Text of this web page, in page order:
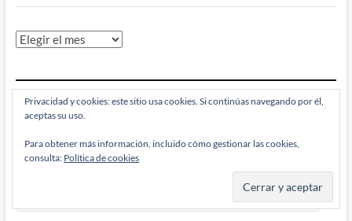
Archivos
RECIBE BRAINSTOMPING POR EMAIL
Introduce tu correo electrónico para suscribirte a este
Brainstomping y recibir notificaciones de nuevas entradas.
Privacidad y cookies: este sitio usa cookies. Si continúas navegando por él,
aceptas su uso.
Para obtener más información, incluido cómo gestionar las cookies,
consulta: Política de cookies